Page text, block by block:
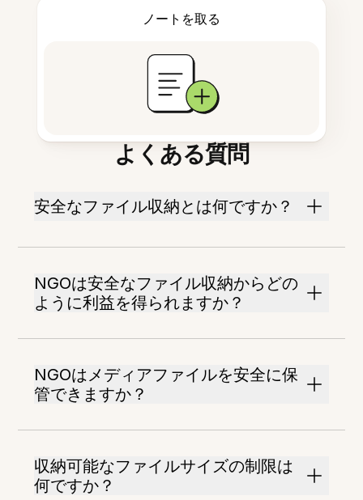
ノートを取る
よくある質問
安全なファイル収納とは何ですか？
NGOは安全なファイル収納からどの
ように利益を得られますか？
NGOはメディアファイルを安全に保
管できますか？
収納可能なファイルサイズの制限は
何ですか？